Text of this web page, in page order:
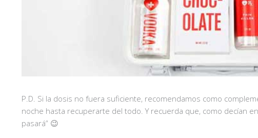
P.D. Si la dosis no fuera suficiente, recomendamos como
noche hasta recuperarte del todo. Y recuerda que, como decían
pasará” 😉